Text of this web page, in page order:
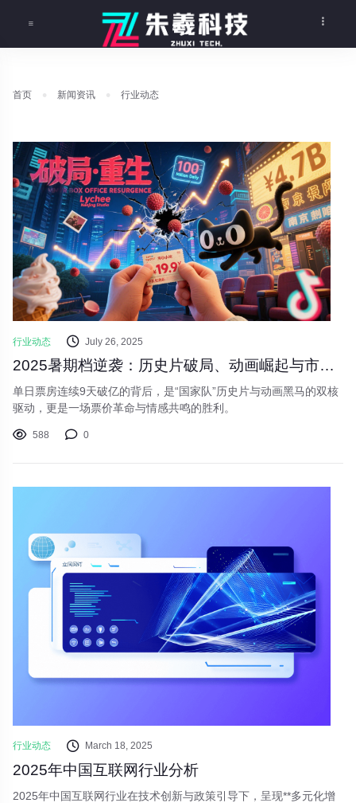
首页 新闻资讯 行业动态
行业动态 July 26, 2025
2025暑期档逆袭：历史片破局、动画崛起与市场的“票根革命”
单日票房连续9天破亿的背后，是“国家队”历史片与动画黑马的双核
驱动，更是一场票价革命与情感共鸣的胜利。
588 0
行业动态 March 18, 2025
2025年中国互联网行业分析
2025年中国互联网行业在技术创新与政策引导下，呈现**多元化增